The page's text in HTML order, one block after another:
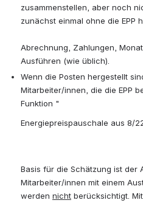
zusammenstellen, aber noch
zunächst einmal ohne die EPP
Abrechnung, Zahlungen,
Ausführen (wie üblich).
Wenn die Posten hergestellt
Mitarbeiter/innen, die die EPP
Funktion "
Energiepreispauschale aus 8/
Basis für die Schätzung ist der
Mitarbeiter/innen mit einem
werden nicht berücksichtigt.